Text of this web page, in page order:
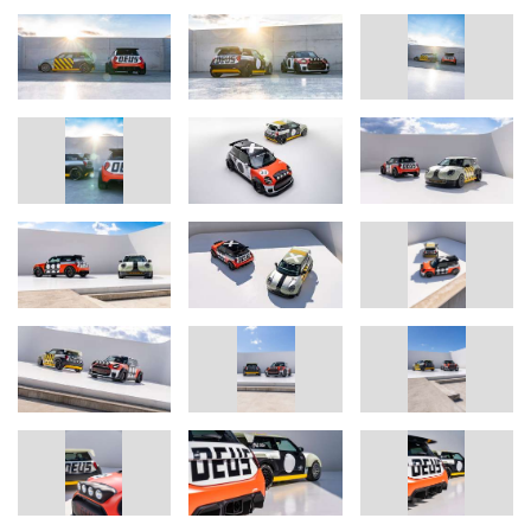
Authentizität im Vordergrund: Designer sprechen von einem
„rohen, handwerklichen Vibe“, der die „Schönheit des
Unvollkommenen“ feiert. Im Exterieur bilden expressive Grafiken
aus Zahlen, geometrischen Elementen und leuchtenden Farben
Die MINI JCW x DEUS Einzelstücke.
Als Paar aufgebaut sind sie im Charakter verwandt – und in der
Ausführung dabei völlig verschieden. Als verbindendes Element
zeigen die Dächer beider Fahrzeuge ein weißes „X“, das mehr als
nur ein Designelement ist. Es ist das Symbol für den Co-Creation-
Prozess zweier Ikonen: MINI x DEUS.
The Skeg – Visionär, elektrisch, an der Küste zu Hause
Deus Ex Machina bewegt sich zwischen den Welten des
Motorradsports und der Surf-Kultur. Das elektrisch angetriebene
Showcar „The Skeg“ greift Materialien, Technologien, und
Philosophien aus der Surf-Welt auf: Fiberglas, Beschleunigung
und Minimalismus.
Die Karosserie des Fahrzeugs leuchtet in einem auffälligen Gelb-
Silber-Farbmix – ein Statement für Elektromobilität bei MINI. Auf
den ersten Blick fallen die verbreiterten Kotflügel, der Dach-